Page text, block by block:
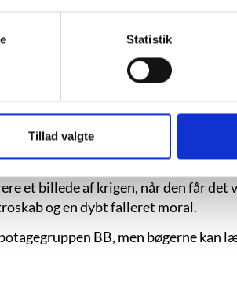
Statistik
Tillad valgte
'På
nutidige unge
sprog. Langstrup
Bogen er en
eller
forfatter Agatha Christie
historien om “de gode gamle
et billede af krigen, når den får det
og en dybt falleret moral.
BB, men bøgerne kan